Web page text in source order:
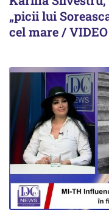
„picii lui
cel mare / VIDEO